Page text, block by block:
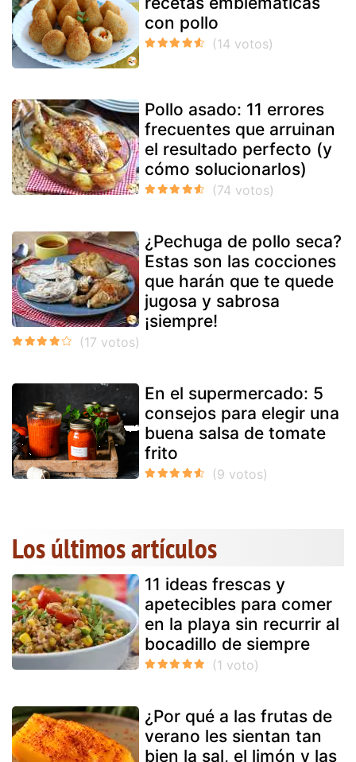
con pollo
Pollo asado: 11 errores
frecuentes que arruinan
el resultado perfecto (y
cómo solucionarlos)
¿Pechuga de pollo seca?
Estas son las cocciones
que harán que te quede
jugosa y sabrosa
¡siempre!
En el supermercado: 5
consejos para elegir una
buena salsa de tomate
frito
Los últimos artículos
11 ideas frescas y
apetecibles para comer
en la playa sin recurrir al
bocadillo de siempre
¿Por qué a las frutas de
verano les sientan tan
bien la sal, el limón y las